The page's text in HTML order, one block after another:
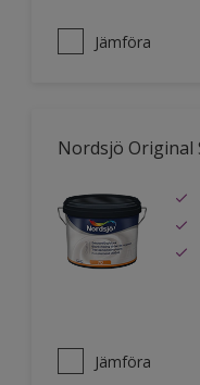
Jämföra
Nordsjö Original
Jämföra